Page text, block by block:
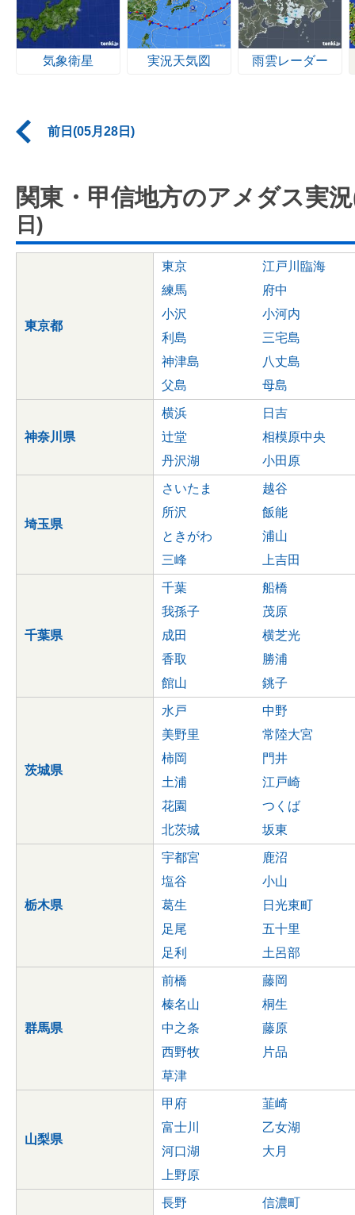
気象衛星 実況天気図 雨雲レーダー
前日(05月28日)
関東・甲信地方のアメダス実
日)
東京都
東京
江戸川臨海
練馬
府中
小沢
小河内
利島
三宅島
神津島
八丈島
父島
母島
神奈川県
横浜
日吉
辻堂
相模原中央
丹沢湖
小田原
埼玉県
さいたま
越谷
所沢
飯能
ときがわ
浦山
三峰
上吉田
千葉県
千葉
船橋
我孫子
茂原
成田
横芝光
香取
勝浦
館山
銚子
茨城県
水戸
中野
美野里
常陸大宮
柿岡
門井
土浦
江戸崎
花園
つくば
北茨城
坂東
栃木県
宇都宮
鹿沼
塩谷
小山
葛生
日光東町
足尾
五十里
足利
土呂部
群馬県
前橋
藤岡
榛名山
桐生
中之条
藤原
西野牧
片品
草津
山梨県
甲府
韮崎
富士川
乙女湖
河口湖
大月
上野原
長野 信濃町